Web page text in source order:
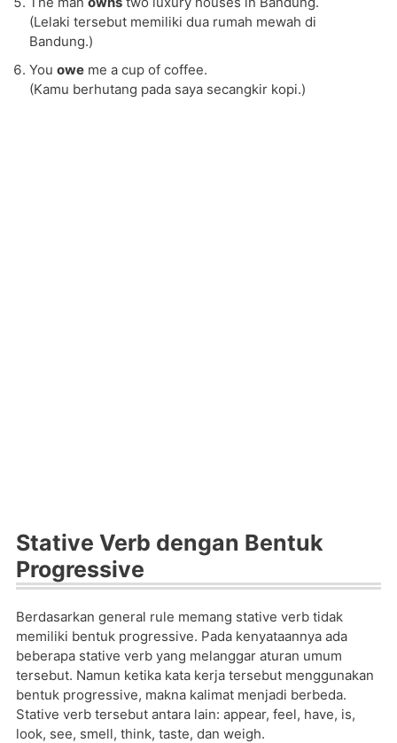
(Lelaki tersebut memiliki dua rumah mewah di
Bandung.)
You owe me a cup of coffee.
(Kamu berhutang pada saya secangkir kopi.)
Stative Verb dengan Bentuk
Progressive
Berdasarkan general rule memang stative verb tidak
memiliki bentuk progressive. Pada kenyataannya ada
beberapa stative verb yang melanggar aturan umum
tersebut. Namun ketika kata kerja tersebut menggunakan
bentuk progressive, makna kalimat menjadi berbeda.
Stative verb tersebut antara lain: appear, feel, have, is,
look, see, smell, think, taste, dan weigh.